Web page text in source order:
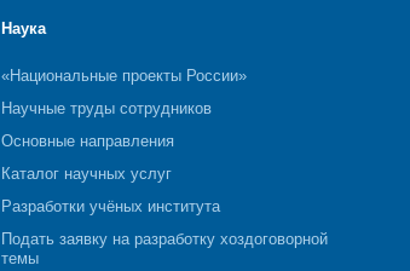
Наука
«Национальные проекты России»
Научные труды сотрудников
Основные направления
Каталог научных услуг
Разработки учёных института
Подать заявку на разработку хоздоговорной
темы